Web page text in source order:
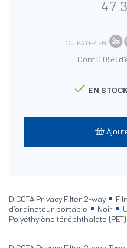
OU PAYER EN
Dont 0.05€
 EN
DICOTA Privacy Filter 2-way
d’ordinateur portable
Noir
Polyéthylène téréphthalate (PET)